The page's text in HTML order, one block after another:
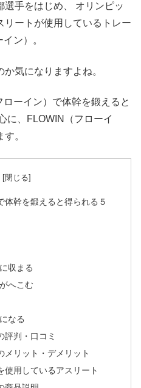
手をはじめ、 オリンピッ
リートが使用しているトレー
ン）。
気になりますよね。
ーイン）で体幹を鍛えると
に、FLOWIN（フローイ
。
体幹を鍛えると得られる５
収まる
へこむ
なる
評判・口コミ
メリット・デメリット
使用しているアスリート